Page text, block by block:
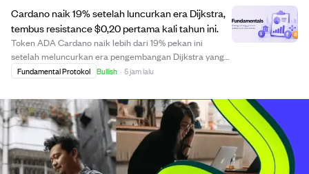
Cardano naik 19% setelah luncurkan era Dijkstra,
tembus resistance $0,20 pertama kali tahun ini.
Token ADA Cardano naik lebih dari 19% pekan ini
setelah meluncurkan era pengembangan Dijkstra yang
mendanai pengembangan inti langsung dari kas
blockchain paling terdesentralisasi dengan koefisien
Nakamoto...
Fundamental Protokol Bullish · 5 jam lalu